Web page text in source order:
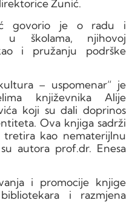
Žunić.
govorio je o radu i
u školama, njihovoj
i pružanju podrške
– uspomenar“ je
književnika Alije
koji su dali doprinos
Ova knjiga sadrži
tretira kao nematerijlnu
autora prof.dr. Enesa
i promocije knjige
i razmjena